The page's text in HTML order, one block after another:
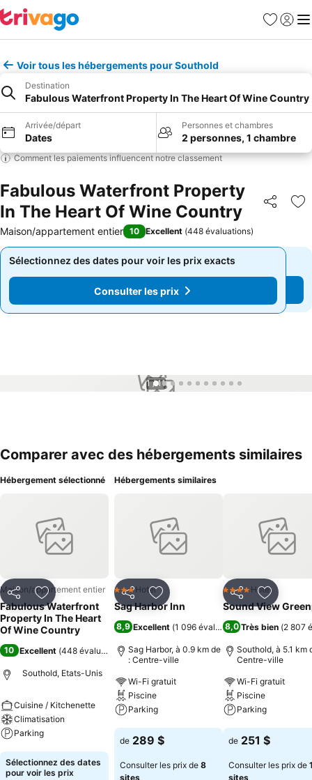
Favoris
Se
Voir tous les hébergements pour Southold
Destination
Fabulous Waterfront Property In The Heart Of Wine Country
Arrivée/départ
Dates
Personnes et chambres
2 personnes, 1 chambre
Comment les paiements influencent notre classement
Fabulous Waterfront Property
In The Heart Of Wine Country
Partager
Maison/appartement entier 10 Excellent (448 évaluations)
Sélectionnez des dates pour voir les prix exacts
Consulter les prix
Sélectionnez des dates pour voir les prix exacts
Consulter les prix
1 / 11
Comparer avec des hébergements similaires
Hébergement sélectionné
PartagerAjouter à mes favoris
Maison/appartement entier
Fabulous Waterfront
Property In The Heart
Of Wine Country
10 Excellent (448 évaluations)
Southold, Etats-Unis
Cuisine / Kitchenette
Climatisation
Parking
Consulter les prix
Sélectionnez des dates
pour voir les prix
Hébergements similaires
PartagerAjouter à mes favoris
3 ÉtoilesHotel
Sag Harbor Inn
8,9 Excellent (1 096 évaluations)
Sag Harbor, à 0.9 km de
: Centre-ville
Wi-Fi gratuit
Piscine
Parking
Consulter les prix
de 289 $
Consulter les prix de 8
sites
PartagerAjouter
4 ÉtoilesHotel
Sound View
8,0 Très bien (2 807
Southold, à 5.1 km
Centre-ville
Wi-Fi gratuit
Piscine
Parking
Consulter les
de 251 $
Consulter les prix de
sites